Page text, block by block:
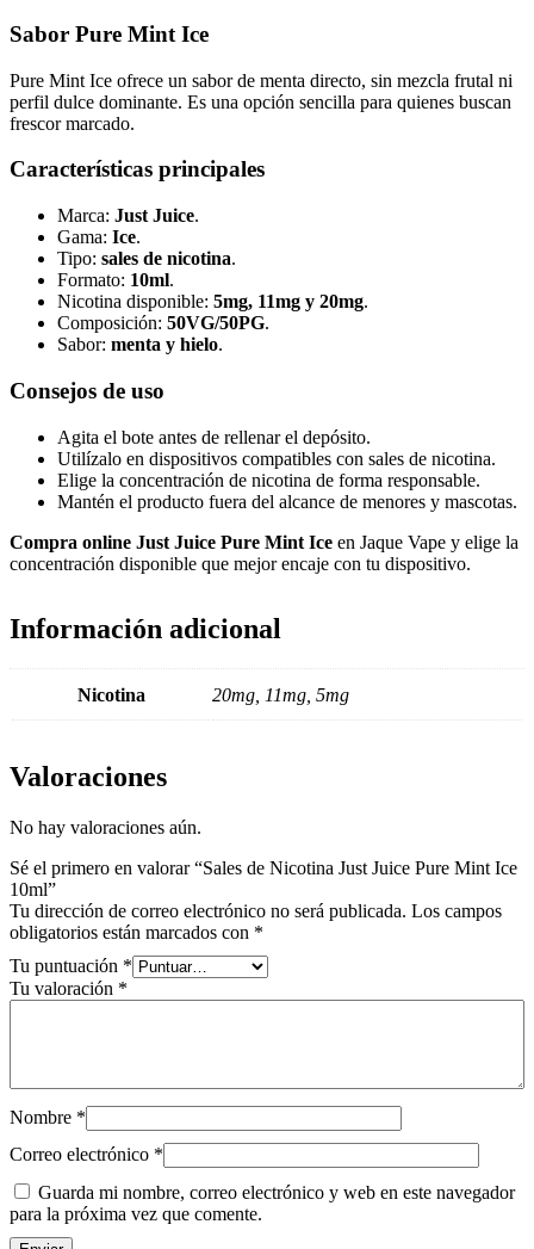
Sabor Pure Mint Ice
Pure Mint Ice ofrece un sabor de menta directo, sin mezcla frutal ni
perfil dulce dominante. Es una opción sencilla para quienes buscan
frescor marcado.
Características principales
Marca: Just Juice.
Gama: Ice.
Tipo: sales de nicotina.
Formato: 10ml.
Nicotina disponible: 5mg, 11mg y 20mg.
Composición: 50VG/50PG.
Sabor: menta y hielo.
Consejos de uso
Agita el bote antes de rellenar el depósito.
Utilízalo en dispositivos compatibles con sales de nicotina.
Elige la concentración de nicotina de forma responsable.
Mantén el producto fuera del alcance de menores y mascotas.
Compra online Just Juice Pure Mint Ice en Jaque Vape y elige la
concentración disponible que mejor encaje con tu dispositivo.
Información adicional
Nicotina 20mg, 11mg, 5mg
Valoraciones
No hay valoraciones aún.
Sé el primero en valorar “Sales de Nicotina Just Juice Pure Mint Ice
10ml”
Tu dirección de correo electrónico no será publicada. Los campos
obligatorios están marcados con *
Tu puntuación *
Tu valoración *
Nombre *
Correo electrónico *
Guarda mi nombre, correo electrónico y web en este navegador
para la próxima vez que comente.